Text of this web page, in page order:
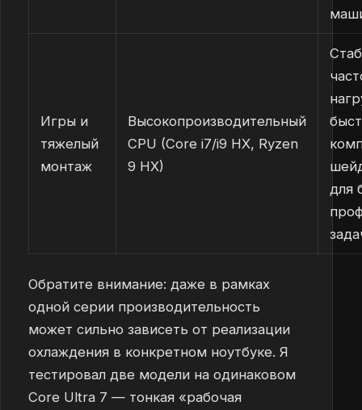
Игры и
тяжелый
монтаж
Высокопроизводительный
CPU (Core i7/i9 HX, Ryzen
9 HX)
для
Обратите внимание: даже в рамках
одной серии производительность
может сильно зависеть от реализации
охлаждения в конкретном ноутбуке. Я
тестировал две модели на одинаковом
Core Ultra 7 — тонкая «рабочая